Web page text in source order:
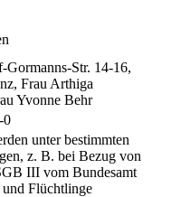
Gormanns-Str. 14-16,
Frau Arthiga
Yvonne Behr
0
unter bestimmten
z. B. bei Bezug von
III vom Bundesamt
Flüchtlinge